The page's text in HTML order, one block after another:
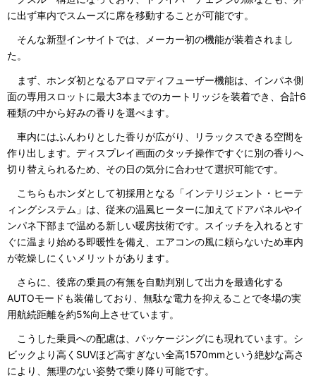
に出ず車内でスムーズに席を移動することが可能です。
そんな新型インサイトでは、メーカー初の機能が装着されまし
た。
まず、ホンダ初となるアロマディフューザー機能は、インパネ側
面の専用スロットに最大3本までのカートリッジを装着でき、合計6
種類の中から好みの香りを選べます。
車内にはふんわりとした香りが広がり、リラックスできる空間を
作り出します。ディスプレイ画面のタッチ操作ですぐに別の香りへ
切り替えられるため、その日の気分に合わせて選択可能です。
こちらもホンダとして初採用となる「インテリジェント・ヒーテ
ィングシステム」は、従来の温風ヒーターに加えてドアパネルやイ
ンパネ下部まで温める新しい暖房技術です。スイッチを入れるとす
ぐに温まり始める即暖性を備え、エアコンの風に頼らないため車内
が乾燥しにくいメリットがあります。
さらに、後席の乗員の有無を自動判別して出力を最適化する
AUTOモードも装備しており、無駄な電力を抑えることで冬場の実
用航続距離を約5%向上させています。
こうした乗員への配慮は、パッケージングにも現れています。シ
ビックより高くSUVほど高すぎない全高1570mmという絶妙な高さ
により、無理のない姿勢で乗り降り可能です。